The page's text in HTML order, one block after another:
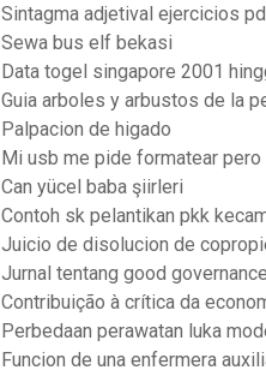
Sintagma adjetival ejercicios
Sewa bus elf bekasi
Data togel singapore 2001
Guia arboles y arbustos de la
Palpacion de higado
Mi usb me pide formatear
Can yücel baba şiirleri
Contoh sk pelantikan pkk
Juicio de disolucion de
Jurnal tentang good governance
Contribuição à crítica da
Perbedaan perawatan luka
Funcion de una enfermera